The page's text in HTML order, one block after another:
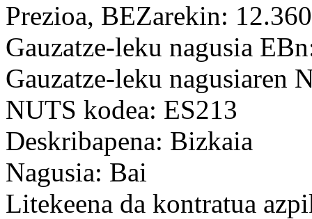
Prezioa, BEZarekin:
Gauzatze-leku nagusia
Gauzatze-leku nagusiaren
NUTS kodea: ES213
Deskribapena: Bizkaia
Nagusia: Bai
Litekeena da kontratua